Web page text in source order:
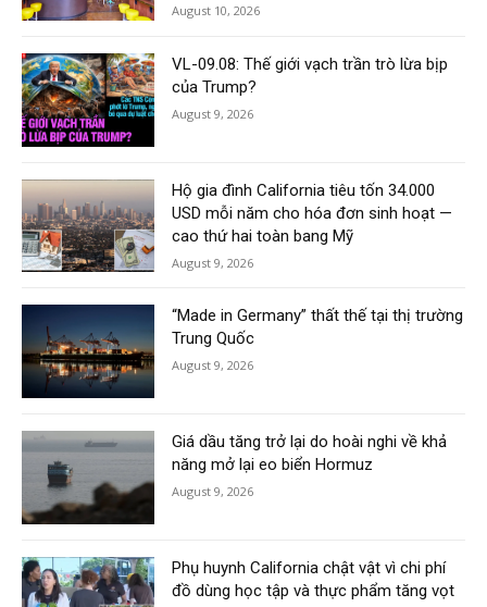
August 10, 2026
VL-09.08: Thế giới vạch trần trò lừa bịp
của Trump?
August 9, 2026
Hộ gia đình California tiêu tốn 34.000
USD mỗi năm cho hóa đơn sinh hoạt —
cao thứ hai toàn bang Mỹ
August 9, 2026
“Made in Germany” thất thế tại thị trường
Trung Quốc
August 9, 2026
Giá dầu tăng trở lại do hoài nghi về khả
năng mở lại eo biển Hormuz
August 9, 2026
Phụ huynh California chật vật vì chi phí
đồ dùng học tập và thực phẩm tăng vọt